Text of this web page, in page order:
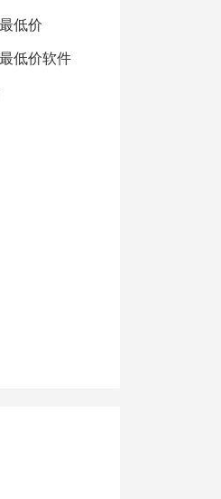
低价
低价软件